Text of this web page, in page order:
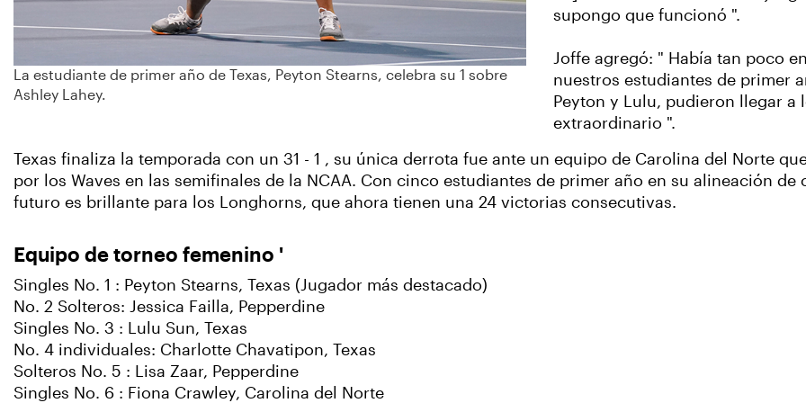
La estudiante de primer año de Texas, Peyton Stearns, celebra su 1 sobre
Ashley Lahey.
supongo que funcionó ".
Joffe agregó: " Había tan poco
nuestros estudiantes de primer
Peyton y Lulu, pudieron llegar a
extraordinario ".
Texas finaliza la temporada con un 31 - 1 , su única derrota fue ante un equipo de Carolina del Norte
por los Waves en las semifinales de la NCAA. Con cinco estudiantes de primer año en su alineación
futuro es brillante para los Longhorns, que ahora tienen una 24 victorias consecutivas.
Equipo de torneo femenino '
Singles No. 1 : Peyton Stearns, Texas (Jugador más destacado)
No. 2 Solteros: Jessica Failla, Pepperdine
Singles No. 3 : Lulu Sun, Texas
No. 4 individuales: Charlotte Chavatipon, Texas
Solteros No. 5 : Lisa Zaar, Pepperdine
Singles No. 6 : Fiona Crawley, Carolina del Norte